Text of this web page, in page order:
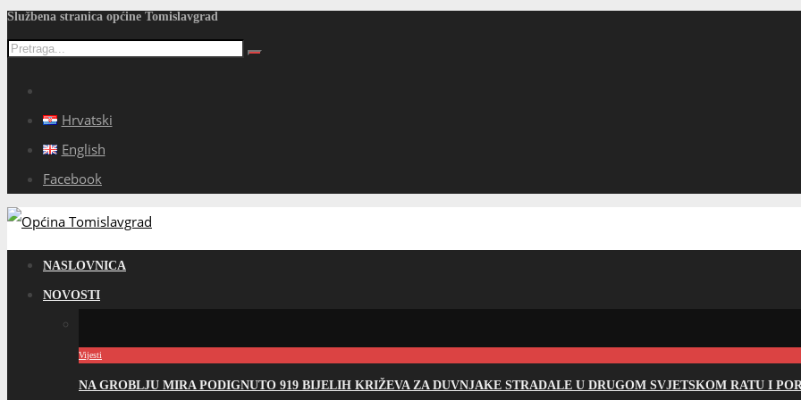
Službena stranica općine Tomislavgrad
Hrvatski
English
Facebook
NASLOVNICA
NOVOSTI
Vijesti
NA GROBLJU MIRA PODIGNUTO 919 BIJELIH KRIŽEVA ZA DUVNJAKE STRADALE U DRUGOM SVJETSKOM RATU I